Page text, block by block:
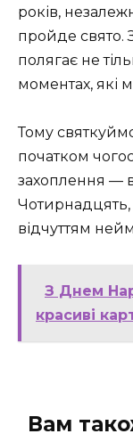
років,
пройде свято.
полягає не
моментах, які
Тому
початком
захоплення —
відчуттям
З Днем
красиві
Вам